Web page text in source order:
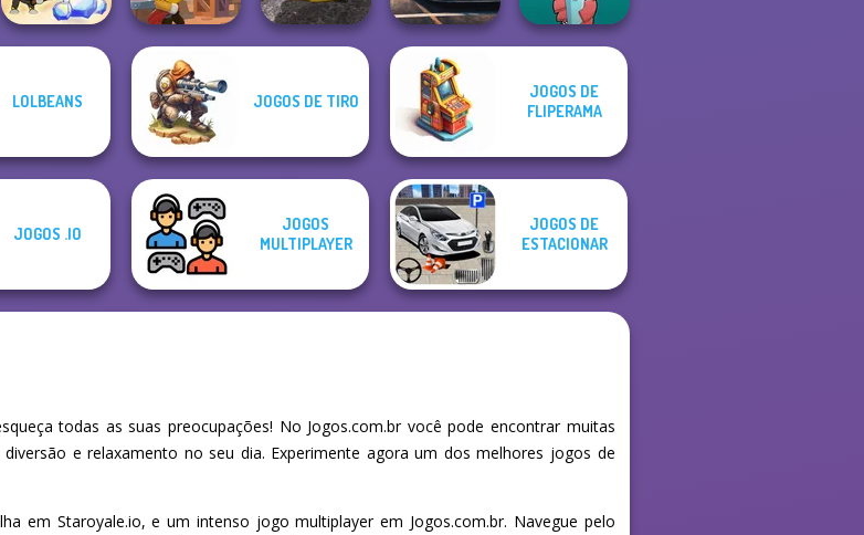
Idle Miner Space
Western Sniper
Real Drift
Real City Driver Tower Fall
LOLBEANS JOGOS DE TIRO
JOGOS DE
FLIPERAMA
JOGOS .IO
JOGOS
MULTIPLAYER
JOGOS DE
ESTACIONAR
todas as suas preocupações! No Jogos.com.br você pode encontrar muitas
e relaxamento no seu dia. Experimente agora um dos melhores jogos de
em Staroyale.io, e um intenso jogo multiplayer em Jogos.com.br. Navegue pelo